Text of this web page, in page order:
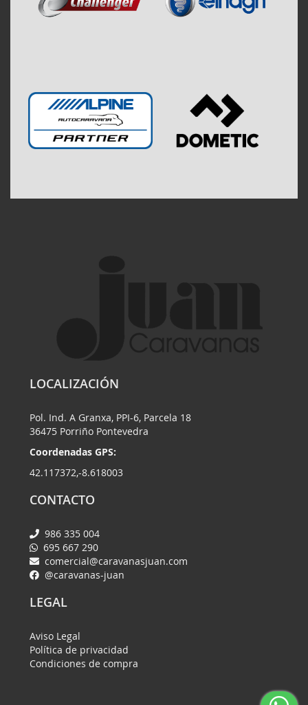
LOCALIZACIÓN
Pol. Ind. A Granxa, PPI-6, Parcela 18
36475 Porriño Pontevedra
Coordenadas GPS:
42.117372,-8.618003
CONTACTO
986 335 004
695 667 290
comercial@caravanasjuan.com
@caravanas-juan
LEGAL
Aviso Legal
Política de privacidad
Condiciones de compra